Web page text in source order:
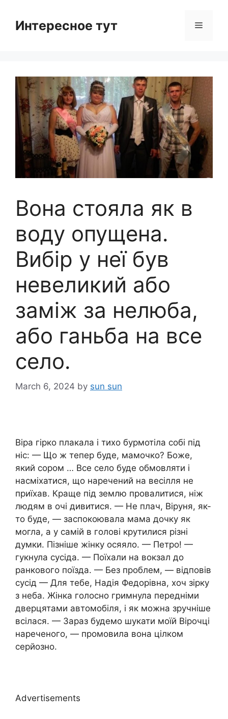
contentИнтересное тут Menu
Вона стояла як в
воду опущена.
Вибір у неї був
невеликий або
заміж за нелюба,
або ганьба на все
село.
March 6, 2024 by sun sun
Віра гірко плакала і тихо бурмотіла собі під
ніс: — Що ж тепер буде, мамочко? Боже,
який сором … Все село буде обмовляти і
насміхатися, що наречений на весілля не
приїхав. Краще під землю провалитися, ніж
людям в очі дивитися. — Не плач, Віруня, як-
то буде, — заспокоювала мама дочку як
могла, а у самій в голові крутилися різні
думки. Пізніше жінку осяяло. — Петро! —
гукнула сусіда. — Поїхали на вокзал до
ранкового поїзда. — Без проблем, — відповів
сусід — Для тебе, Надія Федорівна, хоч зірку
з неба. Жінка голосно гримнула передніми
дверцятами автомобіля, і як можна зручніше
всілася. — Зараз будемо шукати моїй Вірочці
нареченого, — промовила вона цілком
серйозно.
Advertisements